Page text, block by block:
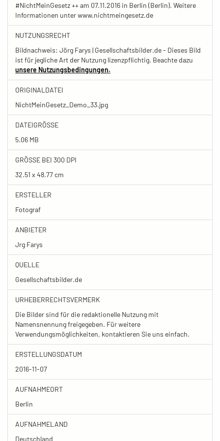
#NichtMeinGesetz ++ am 07.11.2016 in Berlin (Berlin). Weitere
Informationen unter www.nichtmeingesetz.de
NUTZUNGSRECHT
Bildnachweis: Jörg Farys | Gesellschaftsbilder.de - Dieses Bild
ist für jegliche Art der Nutzung lizenzpflichtig. Beachte dazu
unsere Nutzungsbedingungen.
ORIGINALDATEI
NichtMeinGesetz_Demo_33.jpg
DATEIGRÖSSE
5.06 MB
GRÖSSE BEI 300 DPI
32.51 x 48.77 cm
ERSTELLER
Fotograf
ANBIETER
Jrg Farys
QUELLE
Gesellschaftsbilder.de
URHEBERRECHTSVERMERK
Die Bilder sind für die redaktionelle Nutzung mit
Namensnennung freigegeben. Für weitere
Verwendungsmöglichkeiten, kontaktieren Sie uns einfach.
ERSTELLUNGSDATUM
2016-11-07
AUFNAHMEORT
Berlin
AUFNAHMELAND
Deutschland